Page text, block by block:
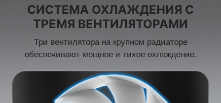
СИСТЕМА ОХЛАЖДЕНИЯ С
ТРЕМЯ ВЕНТИЛЯТОРАМИ
Три вентилятора на крупном радиаторе
обеспечивают мощное и тихое охлаждение.